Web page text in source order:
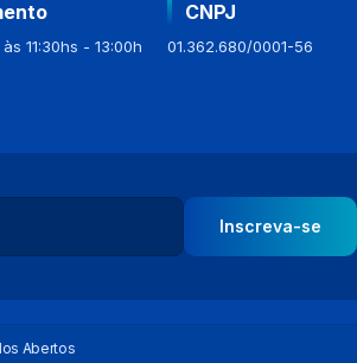
11:30hs - 13:00h
CNPJ
01.362.680/0001-56
Inscreva-se
Abertos